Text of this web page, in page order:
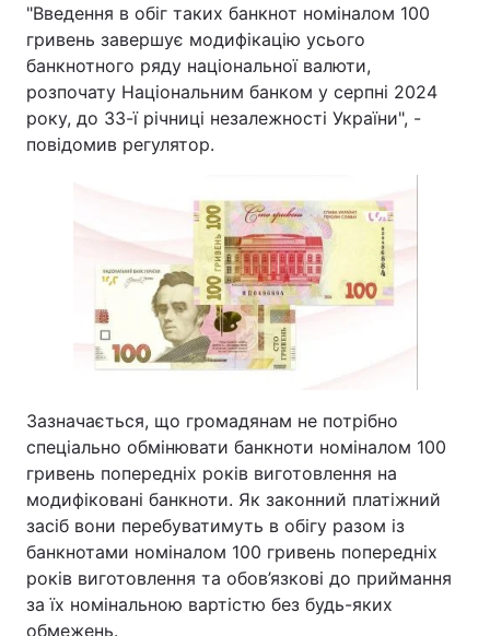
Тема оформлення
"Введення в обіг таких банкнот номіналом 100
гривень завершує модифікацію усього
банкнотного ряду національної валюти,
розпочату Національним банком у серпні 2024
року, до 33-ї річниці незалежності України", -
повідомив регулятор.
Зазначається, що громадянам не потрібно
спеціально обмінювати банкноти номіналом 100
гривень попередніх років виготовлення на
модифіковані банкноти. Як законний платіжний
засіб вони перебуватимуть в обігу разом із
банкнотами номіналом 100 гривень попередніх
років виготовлення та обов’язкові до приймання
за їх номінальною вартістю без будь-яких
обмежень.